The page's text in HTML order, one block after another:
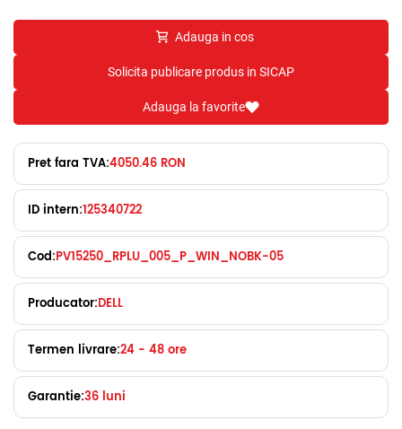
Adauga in cos
Solicita publicare produs in SICAP
Adauga la favorite
Pret fara TVA:4050.46 RON
ID intern:125340722
Cod:PV15250_RPLU_005_P_WIN_NOBK-05
Producator:DELL
Termen livrare:24 - 48 ore
Garantie:36 luni